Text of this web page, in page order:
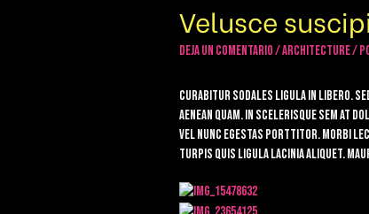
Velusce
Deja un comentario/Architecture/
Curabitur sodales ligula in libero.
Aenean quam. In scelerisque sem at
vel nunc egestas porttitor. Morbi
turpis quis ligula lacinia aliquet.